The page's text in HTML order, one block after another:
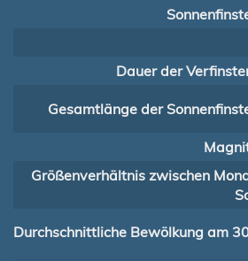
Dauer der
Gesamtlänge der
Größenverhältnis zwischen
Durchschnittliche Bewölkung am